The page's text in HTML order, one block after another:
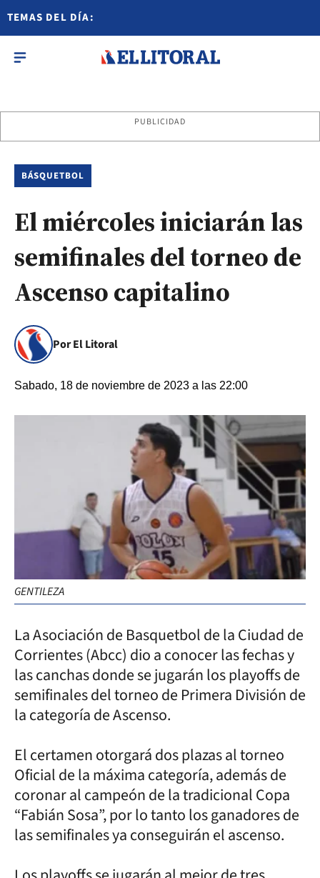
TEMAS DEL DÍA:
PUBLICIDAD
BÁSQUETBOL
El miércoles iniciarán las
semifinales del torneo de
Ascenso capitalino
Por El Litoral
Sabado, 18 de noviembre de 2023 a las 22:00
GENTILEZA
La Asociación de Basquetbol de la Ciudad de
Corrientes (Abcc) dio a conocer las fechas y
las canchas donde se jugarán los playoffs de
semifinales del torneo de Primera División de
la categoría de Ascenso.
El certamen otorgará dos plazas al torneo
Oficial de la máxima categoría, además de
coronar al campeón de la tradicional Copa
“Fabián Sosa”, por lo tanto los ganadores de
las semifinales ya conseguirán el ascenso.